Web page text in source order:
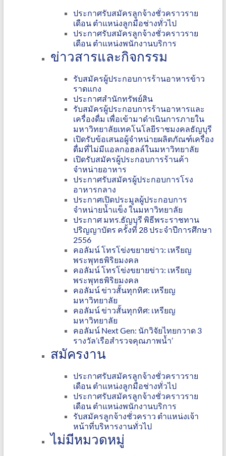
ประกาศรับสมัครลูกจ้างชั่วคราวราย
เดือน ตำแหน่งลูกมือช่างทั่วไป
ประกาศรับสมัครลูกจ้างชั่วคราวราย
เดือน ตำแหน่งพนักงานบริการ
ข่าวสารและกิจกรรม
รับสมัครผู้ประกอบการร้านอาหารข้าว
ราดแกง
ประกาศสำนักทรัพย์สิน
รับสมัครผู้ประกอบการร้านอาหารและ
เครื่องดื่ม เพื่อเข้ามาดำเนินการภายใน
มหาวิทยาลัยเทคโนโลยีราชมงคลธัญบุรี
เปิดรับข้อเสนอผู้จำหน่ายผลิตภัณฑ์เครื่อง
ดื่มที่ไม่มีแอลกอฮลล์ในมหาวิทยาลัย
เปิดรับสมัครผู้ประกอบการร้านค้า
จำหน่ายอาหาร
ประกาศรับสมัครผู้ประกอบการโรง
อาหารกลาง
ประกาศเปิดประมูลผู้ประกอบการ
จำหน่ายน้ำแข็ง ในมหาวิทยาลัย
ประกาศ มทร.ธัญบุรี พิธีพระราชทาน
ปริญญาบัตร ครั้งที่ 28 ประจำปีการศึกษา
2556
คอลัมน์ โทรโข่งขยายข่าว: เหรียญ
พระพุทธพิริยมงคล
คอลัมน์ โทรโข่งขยายข่าว: เหรียญ
พระพุทธพิริยมงคล
คอลัมน์ ข่าวสั้นทุกทิศ: เหรียญ
มหาวิทยาลัย
คอลัมน์ ข่าวสั้นทุกทิศ: เหรียญ
มหาวิทยาลัย
คอลัมน์ Next Gen: นักวิจัยไทยกวาด 3
รางวัล’เรือสำรวจคุณภาพน้ำ’
สมัครงาน
ประกาศรับสมัครลูกจ้างชั่วคราวราย
เดือน ตำแหน่งลูกมือช่างทั่วไป
ประกาศรับสมัครลูกจ้างชั่วคราวราย
เดือน ตำแหน่งพนักงานบริการ
รับสมัครลูกจ้างชั่วคราว ตำแหน่งเจ้า
หน้าที่บริหารงานทั่วไป
ไม่มีหมวดหมู่